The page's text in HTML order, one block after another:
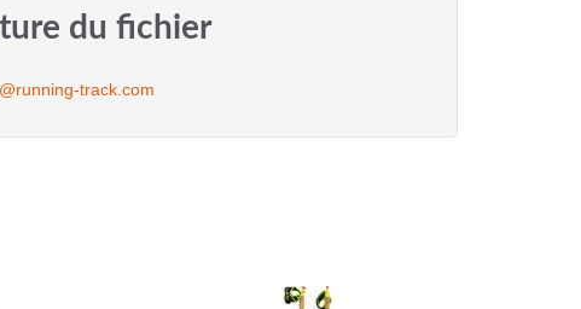
du fichier
track.com